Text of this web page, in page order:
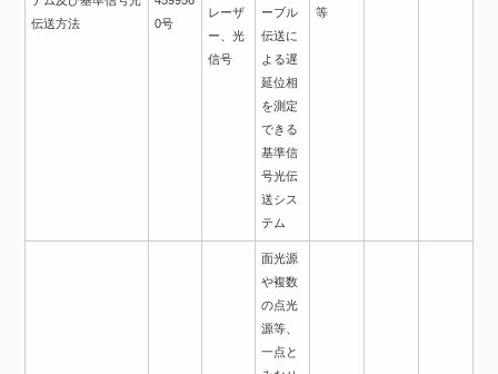
伝送方法
0号
レーザ
ー、光
信号
ーブル
伝送に
よる遅
延位相
を測定
できる
基準信
号光伝
送シス
テム
等
面光源
や複数
の点光
源等、
一点と